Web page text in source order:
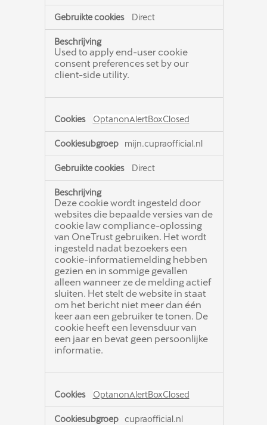
Direct
Used to apply end-user cookie
consent preferences set by our
client-side utility.
OptanonAlertBoxClosed
mijn.cupraofficial.nl
Direct
Deze cookie wordt ingesteld door
websites die bepaalde versies van de
cookie law compliance-oplossing
van OneTrust gebruiken. Het wordt
ingesteld nadat bezoekers een
cookie-informatiemelding hebben
gezien en in sommige gevallen
alleen wanneer ze de melding actief
sluiten. Het stelt de website in staat
om het bericht niet meer dan één
keer aan een gebruiker te tonen. De
cookie heeft een levensduur van
een jaar en bevat geen persoonlijke
informatie.
OptanonAlertBoxClosed
cupraofficial.nl